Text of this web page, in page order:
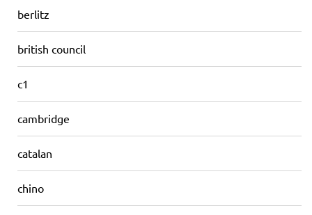
berlitz
british council
c1
cambridge
catalan
chino